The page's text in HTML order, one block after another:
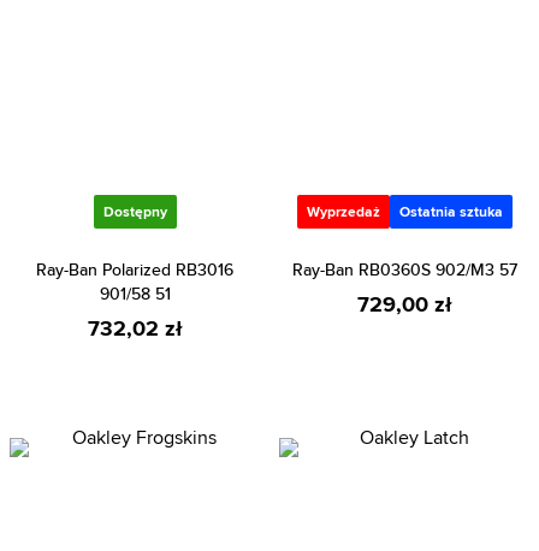
Dostępny
Ray-Ban Polarized RB3016
901/58 51
732,02 zł
Wyprzedaż Ostatnia sztuka
Ray-Ban RB0360S 902/M3 57
729,00 zł